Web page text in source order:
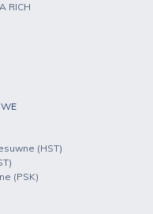
RICH
(HST)
(PSK)